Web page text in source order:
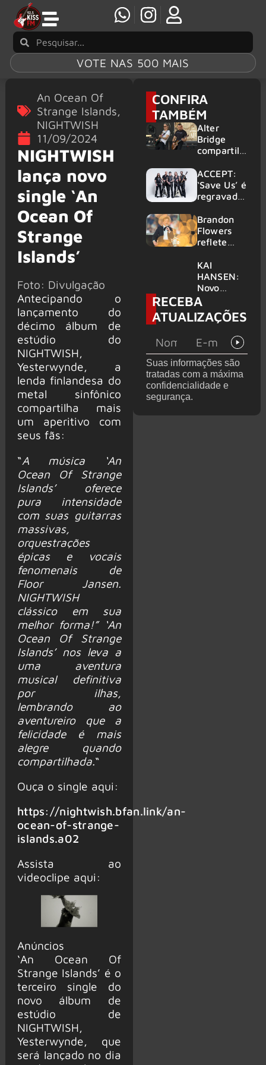
VOTE NAS 500 MAIS
An Ocean Of
Strange Islands,
NIGHTWISH
11/09/2024
NIGHTWISH
lança novo
single ‘An
Ocean Of
Strange
Islands’
Foto: Divulgação
Antecipando o
lançamento do
décimo álbum de
estúdio do
NIGHTWISH,
Yesterwynde, a
lenda finlandesa do
metal sinfônico
compartilha mais
um aperitivo com
seus fãs:
“A música ‘An
Ocean Of Strange
Islands’ oferece
pura intensidade
com suas guitarras
massivas,
orquestrações
épicas e vocais
fenomenais de
Floor Jansen.
NIGHTWISH
clássico em sua
melhor forma!” ‘An
Ocean Of Strange
Islands’ nos leva a
uma aventura
musical definitiva
por ilhas,
lembrando ao
aventureiro que a
felicidade é mais
alegre quando
compartilhada. “
Ouça o single aqui:
https://nightwish.bfan.link/an-
ocean-of-strange-
islands.a02
Assista ao
videoclipe aqui:
Anúncios
‘An Ocean Of
Strange Islands’ é o
terceiro single do
novo álbum de
estúdio de
NIGHTWISH,
Yesterwynde, que
será lançado no dia
CONFIRA
TAMBÉM
Alter
Bridge
compartilh
vivo de
“Fortress”
gravada
am Ring
2026
ACCEPT:
‘Save Us’ é
regravada
membros
do GHOST
e KORN
Brandon
Flowers
reflete
futuro e
levanta
possibilida
de de
deixar os
palcos
KAI
HANSEN:
Novo
single
‘Welcome
To Life’ é
RECEBA
ATUALIZAÇÕES
Suas informações são
tratadas com a máxima
confidencialidade e
segurança.